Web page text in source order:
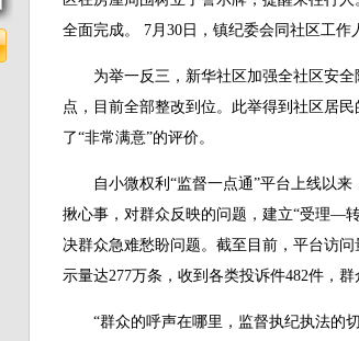
全面完成。 7月30日，镇纪委会同社区工作
为举一反三，新华社区加强全社区安全
点，目前全部整改到位。此举得到社区居
了“非常满意”的评价。
自小微权利“监督一点通”平台上线以来
揪心事，对群众反映的问题，建立“受理—
决群众急难愁盼问题。截至目前，平台访
示量达277万条，收到各类投诉件482件，群
“群众的呼声在哪里，监督执纪执法的